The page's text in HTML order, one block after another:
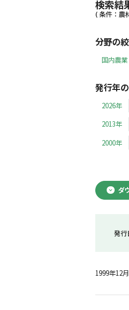
検索結
( 条件：農
分野の
国内農業
発行年
2026年
2013年
2000年
ダ
発行
1999年12